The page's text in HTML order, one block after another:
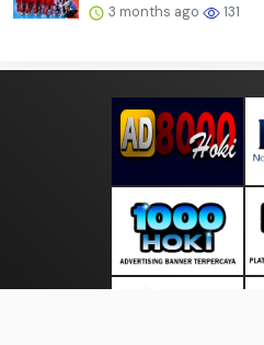
3 months ago 131